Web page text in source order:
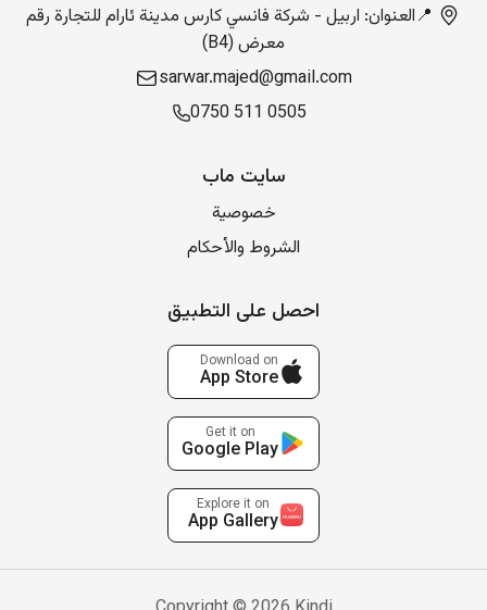
📍العنوان: اربيل - شركة فانسي كارس مدينة ئارام للتجارة رقم
معرض (B4)
sarwar.majed@gmail.com
0750 511 0505
سایت ماب
خصوصية
الشروط والأحكام
احصل على التطبيق
Download on
App Store
Get it on
Google Play
Explore it on
App Gallery